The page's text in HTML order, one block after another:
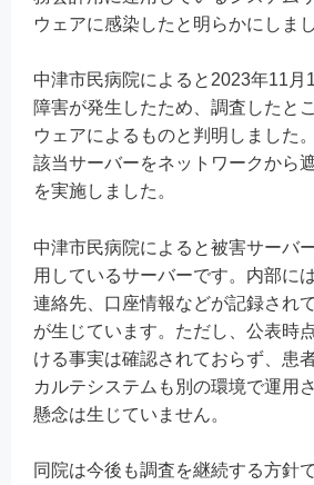
ウェアに感染したと明らかにしまし
中津市民病院によると2023年11月
障害が発生したため、調査したと
ウェアによるものと判明しました
該当サーバーをネットワークから
を実施しました。
中津市民病院によると被害サーバ
用しているサーバーです。内部に
連絡先、口座情報などが記録され
が生じています。ただし、公表時
ける事実は確認されておらず、患
カルテシステムも別の環境で運用
懸念は生じていません。
同院は今後も調査を継続する方針